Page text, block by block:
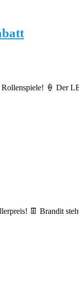
🍦 Der
👖 Brandit